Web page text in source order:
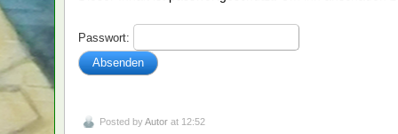
Passwort:
Posted byAutor at 12:52